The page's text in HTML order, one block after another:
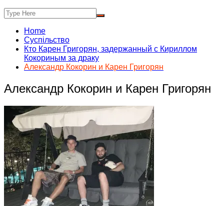
Home
Суспільство
Кто Карен Григорян, задержанный с Кириллом
Кокориным за драку
Александр Кокорин и Карен Григорян
Александр Кокорин и Карен Григорян